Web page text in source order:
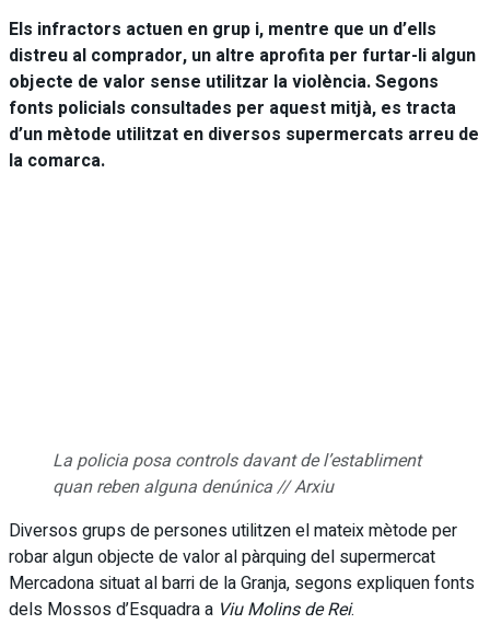
Els infractors actuen en grup i, mentre que un d’ells
distreu al comprador, un altre aprofita per furtar-li algun
objecte de valor sense utilitzar la violència. Segons
fonts policials consultades per aquest mitjà, es tracta
d’un mètode utilitzat en diversos supermercats arreu de
la comarca.
La policia posa controls davant de l’establiment
quan reben alguna denúnica // Arxiu
Diversos grups de persones utilitzen el mateix mètode per
robar algun objecte de valor al pàrquing del supermercat
Mercadona situat al barri de la Granja, segons expliquen fonts
dels Mossos d’Esquadra a Viu Molins de Rei.